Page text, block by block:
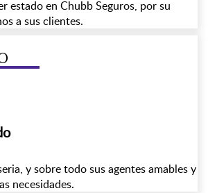
estado en Chubb Seguros, por su
a sus clientes.
y sobre todo sus agentes amables y
necesidades.